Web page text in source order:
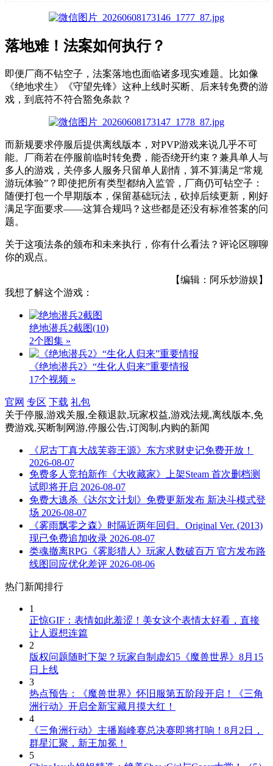
落地难！ 法案如何执行？
即便厂商不钻空子，法案落地也面临诸多现实难题。
比如像
《绝地求生》《守望先锋》 这种上线时买断、后来转免费的游
戏，到底符不符合豁免条款？
而新规要求停服后提供离线版本，对PVP游戏来说几乎不可
能。厂商若在停服前临时转免费，能否绕开约束？兼具单人与
多人的游戏，关停多人服务只留单人剧情，算不算满足“常规
游玩体验”？即使把所有类型都纳入监管，厂商仍可钻空子：
随便打包一个早期版本，保留基础玩法，砍掉后续更新，刚好
满足字面要求——这算合规吗？ 这些都是还没有标准答案的问
题。
关于这项法条的颁布和未来执行，你有什么看法？评论区聊聊
你的观点。
【编辑：阿乐炒游娱】
我想了解这个游戏：
绝地潜兵2截图(10)
2个图集 »
《绝地潜兵2》“生化人归来”重要情报
17个视频 »
官网 专区 下载 礼包
关于停服,游戏关服,全额退款,玩家权益,游戏法规,离线版本,免
费游戏,买断制网游,停服公告,订阅制,内购的新闻
《尼古丁真大战芙蓉王源》东方求财史记免费开放！
2026-08-07
免费多人竞拍新作《大收藏家》上架Steam 首次删档测
试即将开启 2026-08-07
免费大逃杀《达尔文计划》免费更新发布 新决斗模式登
场 2026-08-07
《雾雨飘零之森》时隔近两年回归。Original Ver. (2013)
现已免费追加收录 2026-08-07
类魂撤离RPG《雾影猎人》玩家人数破百万 官方发布路
线图回应优化差评 2026-08-06
热门新闻排行
1
正惊GIF：表情如此羞涩！美女这个表情太好看，直接
让人遐想连篇
2
版权问题随时下架？玩家自制虚幻5《魔兽世界》8月15
日上线
3
热点预告：《魔兽世界》怀旧服第五阶段开启！《三角
洲行动》开启全新宝藏月摸大红！
4
《三角洲行动》主播巅峰赛总决赛即将打响！8月2日，
群星汇聚，新王加冕！
5